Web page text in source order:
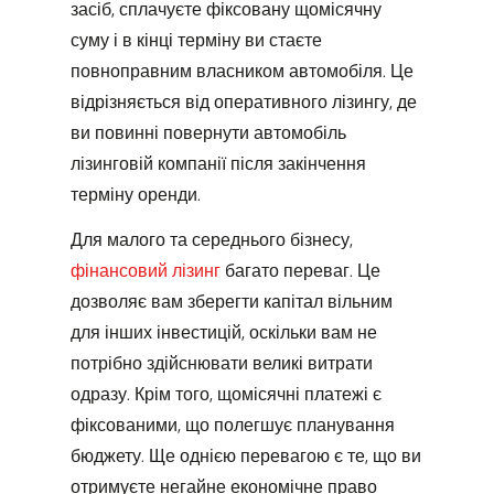
засіб, сплачуєте фіксовану щомісячну
суму і в кінці терміну ви стаєте
повноправним власником автомобіля. Це
відрізняється від оперативного лізингу, де
ви повинні повернути автомобіль
лізинговій компанії після закінчення
терміну оренди.
Для малого та середнього бізнесу,
фінансовий лізингбагато переваг. Це
дозволяє вам зберегти капітал вільним
для інших інвестицій, оскільки вам не
потрібно здійснювати великі витрати
одразу. Крім того, щомісячні платежі є
фіксованими, що полегшує планування
бюджету. Ще однією перевагою є те, що ви
отримуєте негайне економічне право